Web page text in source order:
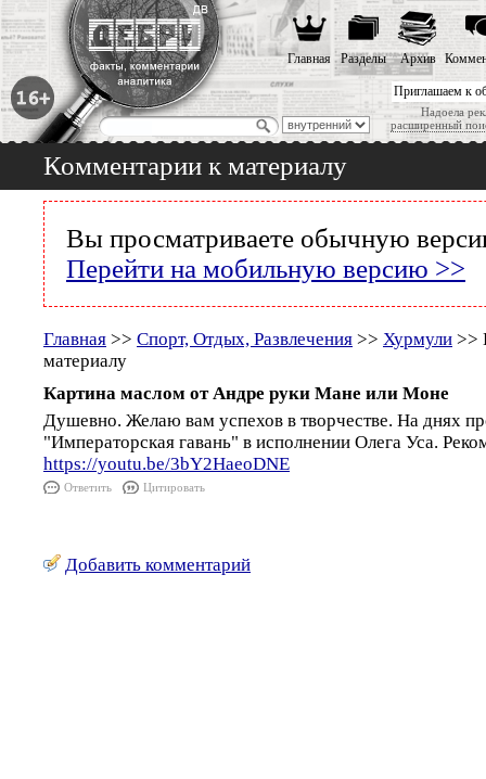
Приглашаем к
Надоела
расширенный
Главная Разделы Архив
Комментарии к материалу
Вы просматриваете обычную
Перейти на мобильную версию >>
Главная >> Спорт, Отдых, Развлечения >> Хурмули >>
материалу
Картина маслом от Андре руки Мане или Моне
Душевно. Желаю вам успехов в творчестве. На днях
"Императорская гавань" в исполнении Олега Уса.
https://youtu.be/3bY2HaeoDNE
Ответить Цитировать
Добавить комментарий